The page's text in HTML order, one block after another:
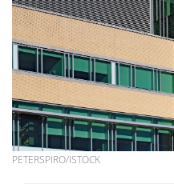
PETERSPIRO/ISTOCK